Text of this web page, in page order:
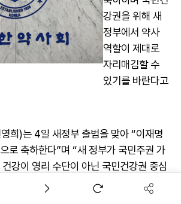
강권을 위해 새
정부에서 약사
역할이 제대로
자리매김할 수
있기를 바란다고
희)는 4일 새정부 출범을 맞아 “이재명
로 축하한다”며 “새 정부가 국민주권 가
강이 영리 수단이 아닌 국민건강권 중심
는 전환의 원년이 되길 기대한다”고 말했